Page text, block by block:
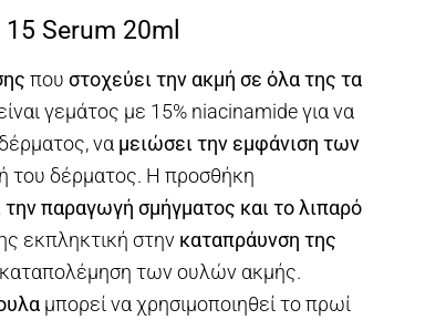
Serum 20ml
που στοχεύει την ακμή σε όλα της τα
γεμάτος με 15% niacinamide για να
να μειώσει την εμφάνιση των
του δέρματος. Η προσθήκη
την παραγωγή σμήγματος και το λιπαρό
εκπληκτική στην καταπράυνση της
καταπολέμηση των ουλών ακμής.
μπορεί να χρησιμοποιηθεί το πρωί